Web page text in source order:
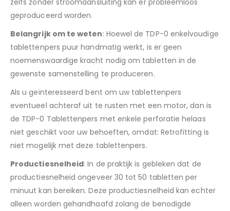
zelfs zonder stroomaansluiting kan er probleemloos
geproduceerd worden.
Belangrijk om te weten: Hoewel de TDP-0 enkelvoudige
tablettenpers puur handmatig werkt, is er geen
noemenswaardige kracht nodig om tabletten in de
gewenste samenstelling te produceren.
Als u geïnteresseerd bent om uw tablettenpers
eventueel achteraf uit te rusten met een motor, dan is
de TDP-0 Tablettenpers met enkele perforatie helaas
niet geschikt voor uw behoeften, omdat: Retrofitting is
niet mogelijk met deze tablettenpers.
Productiesnelheid: In de praktijk is gebleken dat de
productiesnelheid ongeveer 30 tot 50 tabletten per
minuut kan bereiken. Deze productiesnelheid kan echter
alleen worden gehandhaafd zolang de benodigde